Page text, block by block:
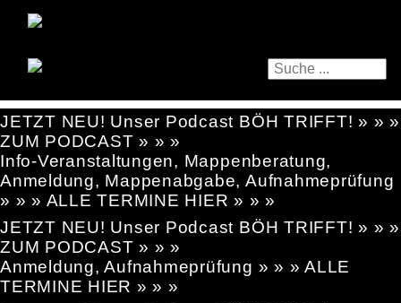
JETZT NEU! Unser Podcast BÖH TRIFFT! » » »
ZUM PODCAST » » »
Info-Veranstaltungen, Mappenberatung,
Anmeldung, Mappenabgabe, Aufnahmeprüfung
» » » ALLE TERMINE HIER » » »
JETZT NEU! Unser Podcast BÖH TRIFFT! » » »
ZUM PODCAST » » »
Anmeldung, Aufnahmeprüfung » » » ALLE
TERMINE HIER » » »